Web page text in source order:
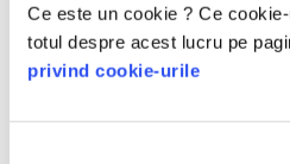
Ce este un cookie ? Ce
totul despre acest lucru pe
privind cookie-urile
Ingrediente pentru îngrijirea
cariilor